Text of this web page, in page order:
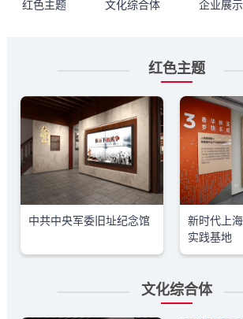
红色主题 文化综合体 企业展示
红色主题
中共中央军委旧址纪念馆
新时代上
实践基地
文化综合体